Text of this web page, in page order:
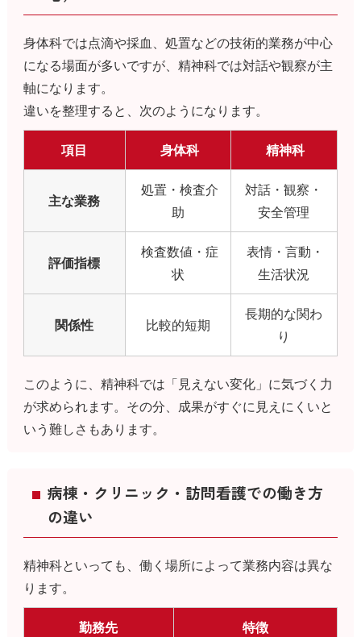
身体科では点滴や採血、処置などの技術的業務が中心
になる場面が多いですが、精神科では対話や観察が主
軸になります。
違いを整理すると、次のようになります。
項目 身体科 精神科
主な業務
処置・検査介
助
対話・観察・
安全管理
評価指標
検査数値・症
状
表情・言動・
生活状況
関係性 比較的短期
長期的な関わ
り
このように、精神科では「見えない変化」に気づく力
が求められます。その分、成果がすぐに見えにくいと
いう難しさもあります。
病棟・クリニック・訪問看護での働き方
の違い
精神科といっても、働く場所によって業務内容は異な
ります。
勤務先 特徴